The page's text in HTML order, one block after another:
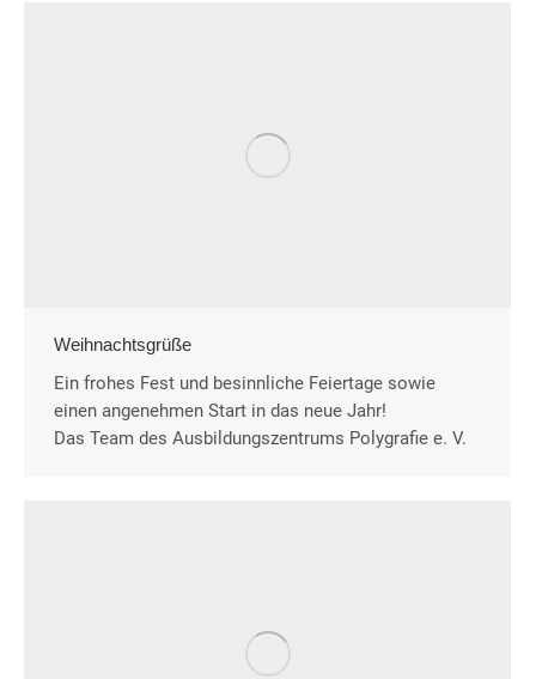
Weihnachtsgrüße
Ein frohes Fest und besinnliche Feiertage sowie
einen angenehmen Start in das neue Jahr!
Das Team des Ausbildungszentrums Polygrafie e. V.